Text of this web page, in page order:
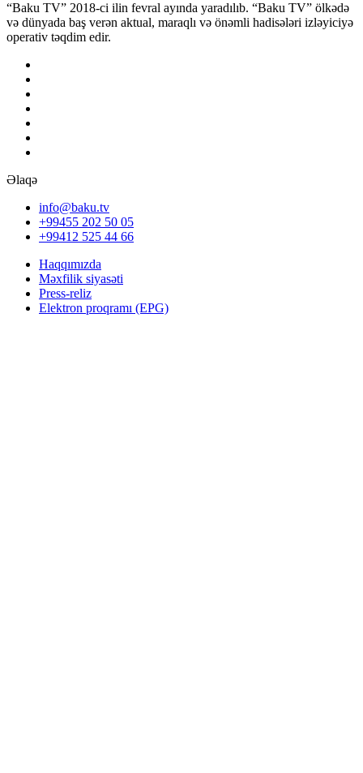
“Baku TV” 2018-ci ilin fevral ayında yaradılıb. “Baku TV” ölkədə
və dünyada baş verən aktual, maraqlı və önəmli hadisələri izləyiciyə
operativ təqdim edir.
Əlaqə
info@baku.tv
+99455 202 50 05
+99412 525 44 66
Haqqımızda
Məxfilik siyasəti
Press-reliz
Elektron proqramı (EPG)